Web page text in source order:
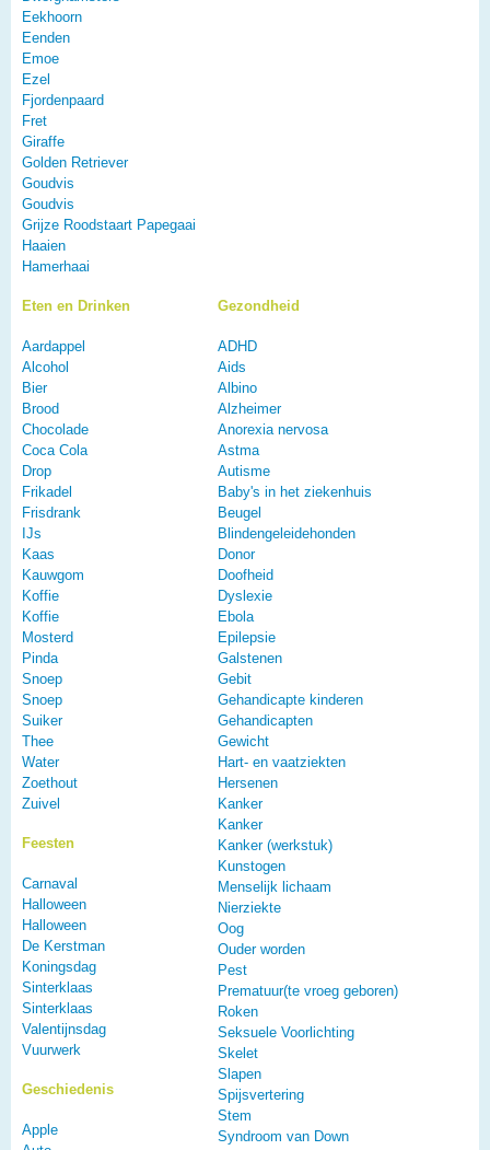
Eekhoorn
Eenden
Emoe
Ezel
Fjordenpaard
Fret
Giraffe
Golden Retriever
Goudvis
Goudvis
Grijze Roodstaart Papegaai
Haaien
Hamerhaai
Eten en Drinken
Aardappel
Alcohol
Bier
Brood
Chocolade
Coca Cola
Drop
Frikadel
Frisdrank
IJs
Kaas
Kauwgom
Koffie
Koffie
Mosterd
Pinda
Snoep
Snoep
Suiker
Thee
Water
Zoethout
Zuivel
Feesten
Carnaval
Halloween
Halloween
De Kerstman
Koningsdag
Sinterklaas
Sinterklaas
Valentijnsdag
Vuurwerk
Geschiedenis
Apple
Gezondheid
ADHD
Aids
Albino
Alzheimer
Anorexia nervosa
Astma
Autisme
Baby's in het ziekenhuis
Beugel
Blindengeleidehonden
Donor
Doofheid
Dyslexie
Ebola
Epilepsie
Galstenen
Gebit
Gehandicapte kinderen
Gehandicapten
Gewicht
Hart- en vaatziekten
Hersenen
Kanker
Kanker
Kanker (werkstuk)
Kunstogen
Menselijk lichaam
Nierziekte
Oog
Ouder worden
Pest
Prematuur(te vroeg geboren)
Roken
Seksuele Voorlichting
Skelet
Slapen
Spijsvertering
Stem
Syndroom van Down